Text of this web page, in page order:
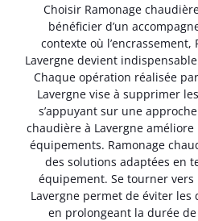
Choisir Ramonage
bénéficier d’un
contexte où l’encrassement,
Lavergne devient
Chaque opération réalisée
Lavergne vise à supprimer
s’appuyant sur une
chaudière à Lavergne
équipements. Ramonage
des solutions adaptées en
équipement. Se tourner vers
Lavergne permet de éviter
en prolongeant la durée